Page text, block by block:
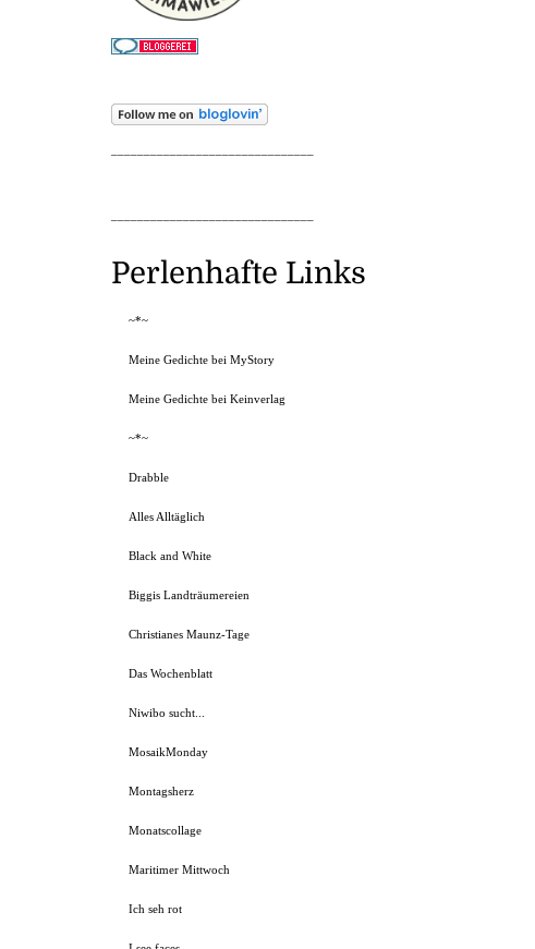
Perlenhafte Links
~*~
Meine Gedichte bei MyStory
Meine Gedichte bei Keinverlag
~*~
Drabble
Alles Alltäglich
Black and White
Biggis Landträumereien
Christianes Maunz-Tage
Das Wochenblatt
Niwibo sucht...
MosaikMonday
Montagsherz
Monatscollage
Maritimer Mittwoch
Ich seh rot